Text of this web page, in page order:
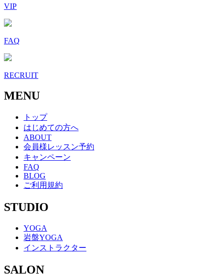
VIP
FAQ
RECRUIT
MENU
トップ
はじめての方へ
ABOUT
会員様レッスン予約
キャンペーン
FAQ
BLOG
ご利用規約
STUDIO
YOGA
岩盤YOGA
インストラクター
SALON